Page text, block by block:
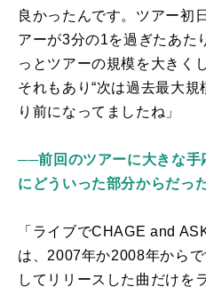
良かったんです。ツアー初
アーが3分の1を過ぎたあた
っとツアーの規模を大きく
それもあり“次は過去最大規
り前になってましたね」
──前回のツアーに大きな手
にどういった部分からだっ
「ライブでCHAGE and
は、2007年か2008年から
してリリースした曲だけを